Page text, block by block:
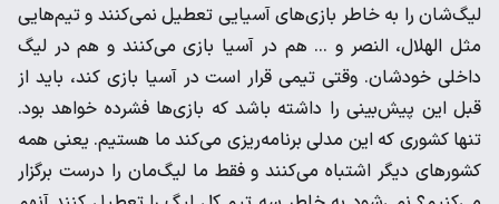
لیگ‌شان را به خاطر بازی‌های آسیایی تعطیل نمی‌کنند و تیم‌هایی
مثل الهلال، النصر و ... هم در آسیا بازی می‌کنند و هم در لیگ
داخلی خودشان. وقتی تیمی قرار است در آسیا بازی کند، باید از
قبل این پیش‌بینی را داشته باشد که بازی‌ها فشرده خواهد بود.
تنها کشوری که این مدلی برنامه‌ریزی می‌کند ما هستیم. یعنی همه
کشورهای دیگر اشتباه می‌کنند و فقط ما لیگ‌مان را درست برگزار